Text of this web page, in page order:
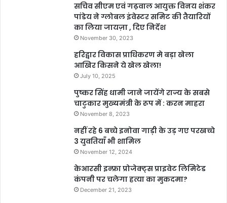
सचिव सीएम एवं गढ़वाल आयुक्त विनय शंकर
पांडेय ने ग्लोबल इंवेस्टर समिट की तैयारियों
का लिया जायज़ा , दिए निर्देश
November 30, 2023
हरिद्वार विकास प्राधिकरण मे बड़ा खेला
आखिर किसने ये खेल खेला!
July 10, 2025
पुष्कर सिंह धामी जाने जायेंगे राज्य के सबसे
चाटुकार मुख्यमंत्री के रूप में : करन माहरा
November 8, 2023
नहीं रहे 6 बच्चे इनोवा गाड़ी के उड़ गए परखच्चे
3 युवतियाँ भी शामिल
November 12, 2024
केआरसी इन्फ्रा प्रोजेक्ट्स प्राइवेट लिमिटेड
कंपनी पर चलेगा हत्या का मुकदमा?
December 21, 2023